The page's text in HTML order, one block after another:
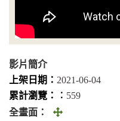
影片簡介
上架日期： 2021-06-04
累計瀏覽：︰ 559
全畫面：
全